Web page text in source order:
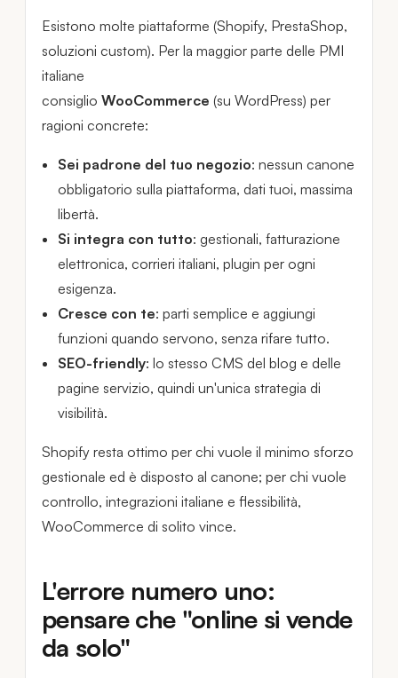
Esistono molte piattaforme (Shopify, PrestaShop,
soluzioni custom). Per la maggior parte delle PMI
italiane
consiglio WooCommerce (su WordPress) per
ragioni concrete:
Sei padrone del tuo negozio: nessun canone
obbligatorio sulla piattaforma, dati tuoi, massima
libertà.
Si integra con tutto: gestionali, fatturazione
elettronica, corrieri italiani, plugin per ogni
esigenza.
Cresce con te: parti semplice e aggiungi
funzioni quando servono, senza rifare tutto.
SEO-friendly: lo stesso CMS del blog e delle
pagine servizio, quindi un'unica strategia di
visibilità.
Shopify resta ottimo per chi vuole il minimo sforzo
gestionale ed è disposto al canone; per chi vuole
controllo, integrazioni italiane e flessibilità,
WooCommerce di solito vince.
L'errore numero uno:
pensare che "online si vende
da solo"